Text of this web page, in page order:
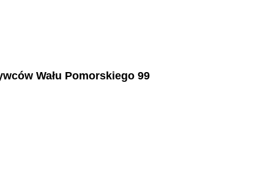
Wału Pomorskiego 99